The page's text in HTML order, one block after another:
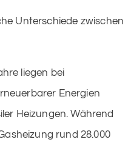
Unterschiede zwischen
liegen bei
Energien
Heizungen. Während
rund 28.000